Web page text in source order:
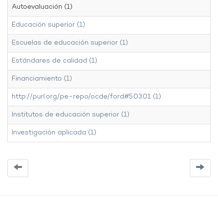
Autoevaluación (1)
Educación superior (1)
Escuelas de educación superior (1)
Estándares de calidad (1)
Financiamiento (1)
http://purl.org/pe-repo/ocde/ford#5.03.01 (1)
Institutos de educación superior (1)
Investigación aplicada (1)